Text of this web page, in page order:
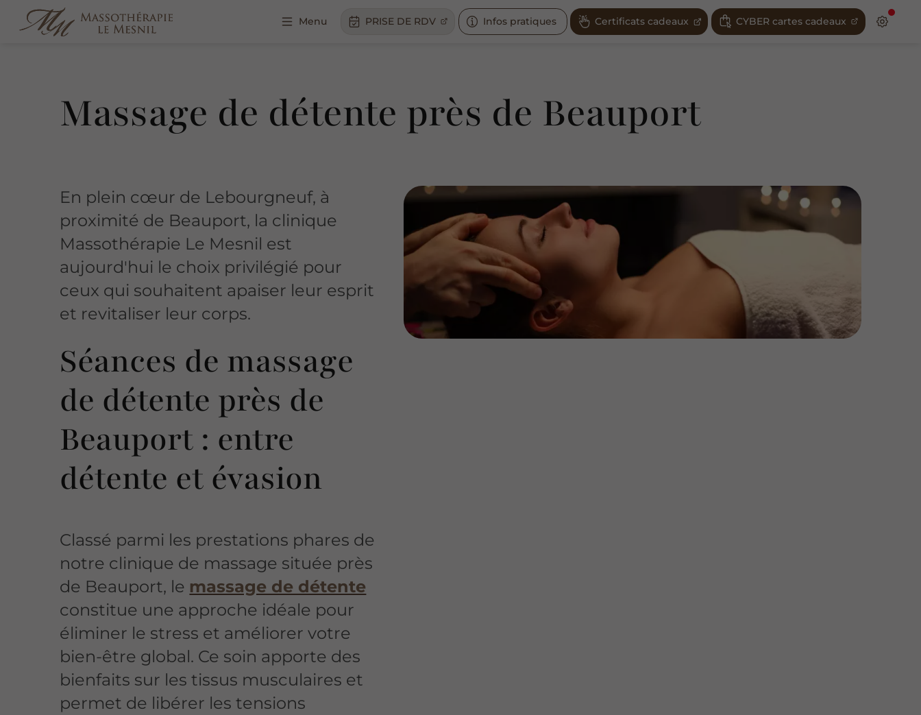
Menu PRISE DE RDV Infos pratiques Certificats cadeaux CYBER cartes cadeaux
Massage de détente près de Beauport
En plein cœur de Lebourgneuf, à
proximité de Beauport, la clinique
Massothérapie Le Mesnil est
aujourd'hui le choix privilégié pour
ceux qui souhaitent apaiser leur esprit
et revitaliser leur corps.
Séances de massage
de détente près de
Beauport : entre
détente et évasion
Classé parmi les prestations phares de
notre clinique de massage située près
de Beauport, le massage de détente
constitue une approche idéale pour
éliminer le stress et améliorer votre
bien-être global. Ce soin apporte des
bienfaits sur les tissus musculaires et
permet de libérer les tensions